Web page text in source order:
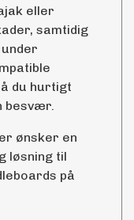
eller
samtidig
du hurtigt
besvær.
ønsker en
løsning til
på